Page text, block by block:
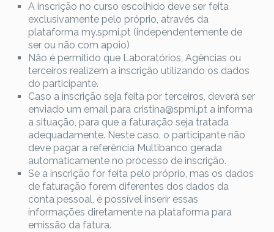
A inscrição no curso escolhido deve ser feita
exclusivamente pelo próprio, através da
plataforma my.spmi.pt (independentemente de
ser ou não com apoio)
Não é permitido que Laboratórios, Agências ou
terceiros realizem a inscrição utilizando os dados
do participante.
Caso a inscrição seja feita por terceiros, deverá ser
enviado um email para cristina@spmi.pt a informa
a situação, para que a faturação seja tratada
adequadamente. Neste caso, o participante não
deve pagar a referência Multibanco gerada
automaticamente no processo de inscrição.
Se a inscrição for feita pelo próprio, mas os dados
de faturação forem diferentes dos dados da
conta pessoal, é possível inserir essas
informações diretamente na plataforma para
emissão da fatura.